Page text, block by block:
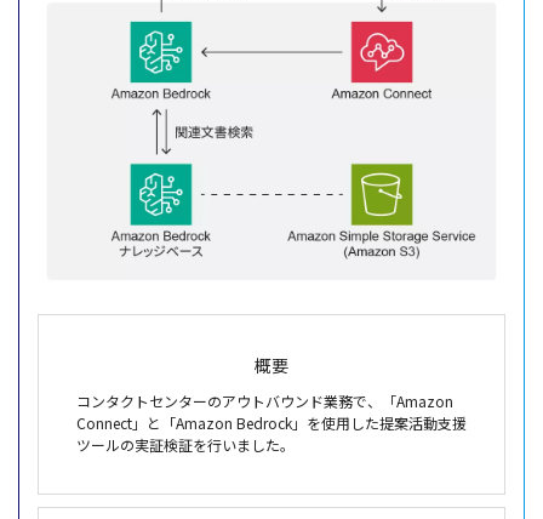
概要
コンタクトセンターのアウトバウンド業務で、「Amazon
Connect」と「Amazon Bedrock」を使用した提案活動支援
ツールの実証検証を行いました。